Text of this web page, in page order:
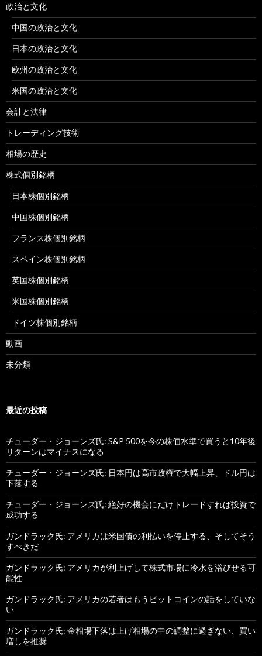
政治と文化
中国の政治と文化
日本の政治と文化
欧州の政治と文化
米国の政治と文化
会計と法律
トレーディング技術
相場の歴史
株式個別銘柄
日本株個別銘柄
中国株個別銘柄
フランス株個別銘柄
スペイン株個別銘柄
英国株個別銘柄
米国株個別銘柄
ドイツ株個別銘柄
動画
未分類
最近の投稿
チューダー・ジョーンズ氏: S&P 500を今の株価水準で買うと10年後
リターンはマイナスになる
チューダー・ジョーンズ氏: 日本円は高市政権で大幅上昇、ドル円は
下落する
チューダー・ジョーンズ氏: 絶好の機会にだけトレードすれば投資で
成功する
ガンドラック氏: アメリカは米国債の利払いを停止する、そしてそう
すべきだ
ガンドラック氏: アメリカが利上げして株式市場に冷水を浴びせる可
能性
ガンドラック氏: アメリカの若者はもうビットコインの話をしていな
い
ガンドラック氏: 金相場下落は上げ相場の中の調整に過ぎない、買い
増しを推奨